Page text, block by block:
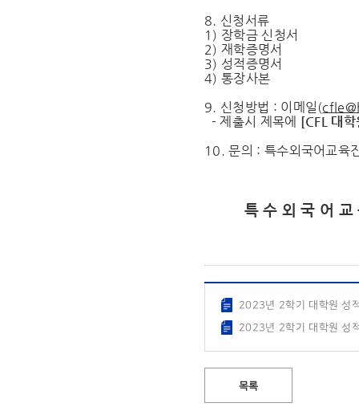
8. 신청서류
1) 장학금 신청서
2) 재학증명서
3) 성적증명서
4) 통장사본
9. 신청방법 : 이메일(
- 제출시 제목에 [CFL 대
10. 문의 : 특수외국어교
특 수 외 국 어 교
2023년 2학기 대학원 성
2023년 2학기 대학원 성
목록